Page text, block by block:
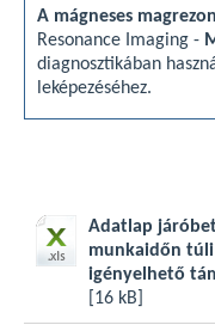
A mágneses
Resonance Imaging -
diagnosztikában
leképezéséhez.
Adatlap
munkaidőn
igényelhető
[16 kB]